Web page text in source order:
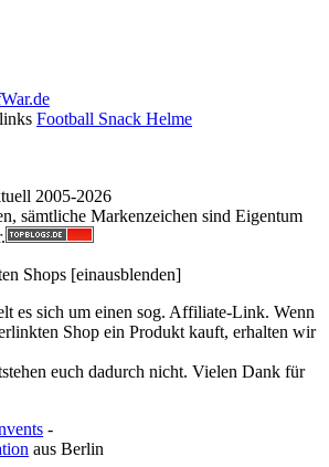
Football Snack Helme
2005-2026
sämtliche Markenzeichen sind Eigentum
Shops [einausblenden]
es sich um einen sog. Affiliate-Link. Wenn
Shop ein Produkt kauft, erhalten wir
euch dadurch nicht. Vielen Dank für
-
aus Berlin